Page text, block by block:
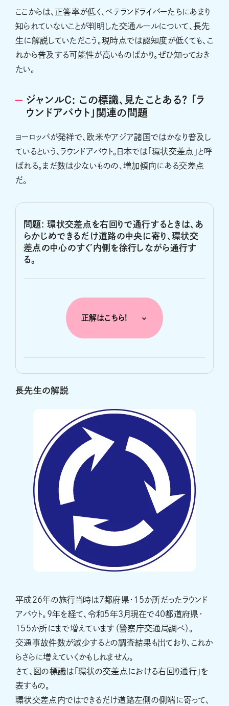
ここからは、正答率が低く、ベテランドライバーたちにあまり
知られていないことが判明した交通ルールについて、長先
生に解説していただこう。現時点では認知度が低くても、こ
れから普及する可能性が高いものばかり。ぜひ知っておき
たい。
ジャンルC: この標識、見たことある? 「ラ
ウンドアバウト」関連の問題
ヨーロッパが発祥で、欧米やアジア諸国ではかなり普及し
ているという、ラウンドアバウト。日本では「環状交差点」と呼
ばれる。まだ数は少ないものの、増加傾向にある交差点
だ。
問題: 環状交差点を右回りで通行するときは、あ
らかじめできるだけ道路の中央に寄り、環状交
差点の中心のすぐ内側を徐行しながら通行す
る。
正解はこちら!
長先生の解説
平成26年の施行当時は7都府県・15か所だったラウンド
アバウト。9年を経て、令和5年3月現在で40都道府県・
155か所にまで増えています（警察庁交通局調べ）。
交通事故件数が減少するとの調査結果も出ており、これか
らさらに増えていくかもしれません。
さて、図の標識は「環状の交差点における右回り通行」を
表すもの。
環状交差点内ではできるだけ道路左側の側端に寄って、